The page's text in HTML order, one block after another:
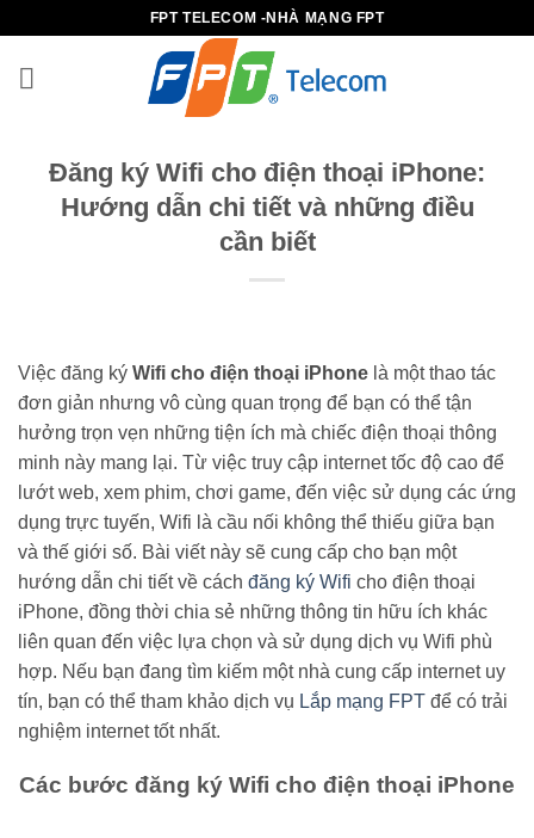
nội
FPT TELECOM -NHÀ MẠNG FPT
Đăng ký Wifi cho điện thoại iPhone:
Hướng dẫn chi tiết và những điều
cần biết
Việc đăng ký Wifi cho điện thoại iPhone là một thao tác
đơn giản nhưng vô cùng quan trọng để bạn có thể tận
hưởng trọn vẹn những tiện ích mà chiếc điện thoại thông
minh này mang lại. Từ việc truy cập internet tốc độ cao để
lướt web, xem phim, chơi game, đến việc sử dụng các ứng
dụng trực tuyến, Wifi là cầu nối không thể thiếu giữa bạn
và thế giới số. Bài viết này sẽ cung cấp cho bạn một
hướng dẫn chi tiết về cách đăng ký Wifi cho điện thoại
iPhone, đồng thời chia sẻ những thông tin hữu ích khác
liên quan đến việc lựa chọn và sử dụng dịch vụ Wifi phù
hợp. Nếu bạn đang tìm kiếm một nhà cung cấp internet uy
tín, bạn có thể tham khảo dịch vụ Lắp mạng FPT để có trải
nghiệm internet tốt nhất.
Các bước đăng ký Wifi cho điện thoại iPhone